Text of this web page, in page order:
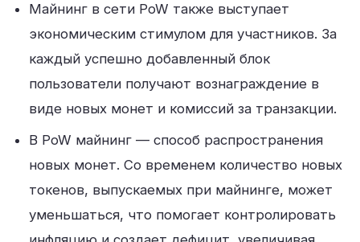
Майнинг в сети PoW также выступает
экономическим стимулом для участников. За
каждый успешно добавленный блок
пользователи получают вознаграждение в
виде новых монет и комиссий за транзакции.
В PoW майнинг — способ распространения
новых монет. Со временем количество новых
токенов, выпускаемых при майнинге, может
уменьшаться, что помогает контролировать